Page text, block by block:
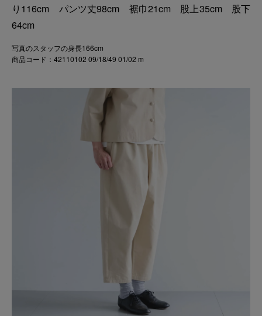
り116cm パンツ丈98cm 裾巾21cm 股上35cm 股下
64cm
写真のスタッフの身長166cm
商品コード：42110102 09/18/49 01/02 m